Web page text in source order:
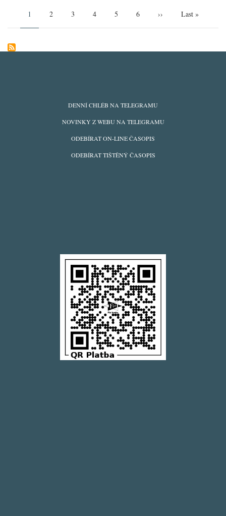
Aktuální
1 Page
2 Page
3 Page
4 Page
5 Page
6 Následující
›› Poslední
Last »
DENNÍ CHLÉB NA TELEGRAMU
NOVINKY Z WEBU NA TELEGRAMU
ODEBÍRAT ON-LINE ČASOPIS
ODEBÍRAT TIŠTĚNÝ ČASOPIS